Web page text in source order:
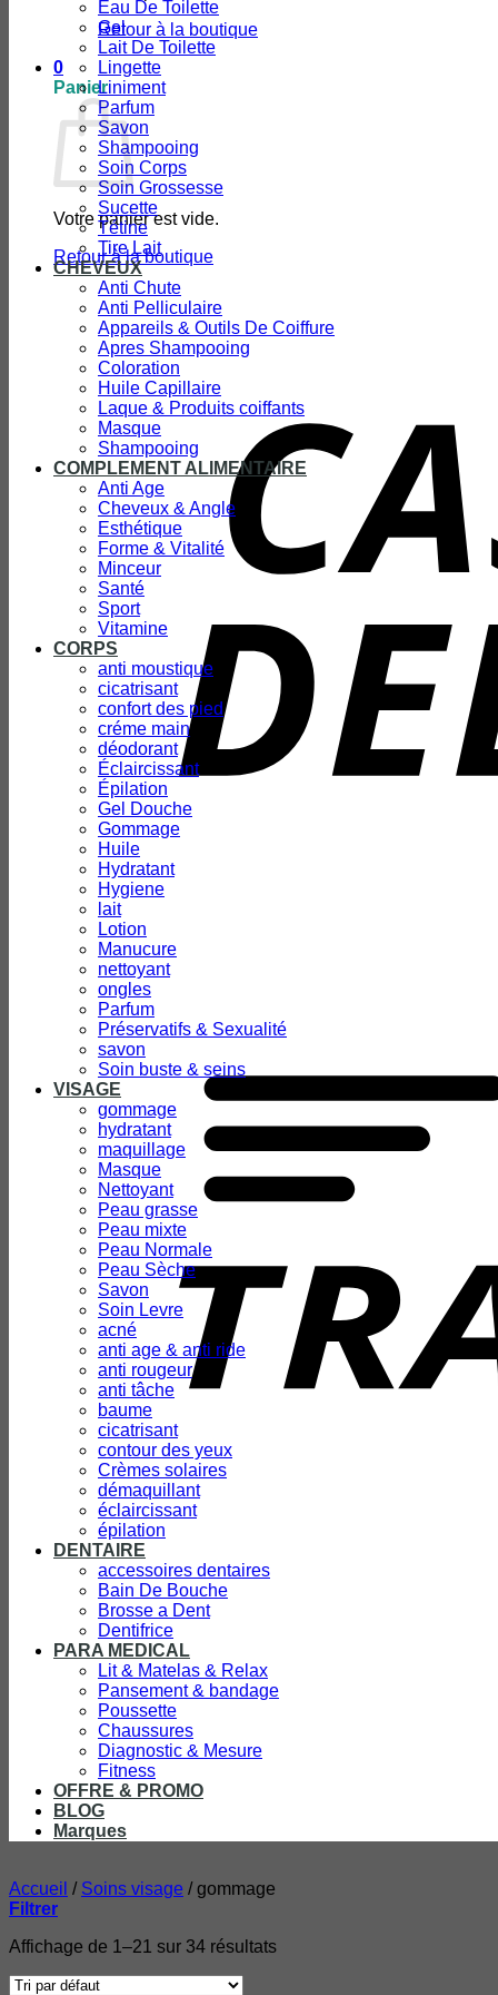
Retour à la boutique
0
Panier
Votre panier est vide.
Retour à la boutique
Eau De Toilette
Gel
Lait De Toilette
Lingette
Liniment
Parfum
Savon
Shampooing
Soin Corps
Soin Grossesse
Sucette
Tétine
Tire Lait
CHEVEUX
Anti Chute
Anti Pelliculaire
Appareils & Outils De Coiffure
Apres Shampooing
Coloration
Huile Capillaire
Laque & Produits coiffants
Masque
Shampooing
COMPLEMENT ALIMENTAIRE
Anti Age
Cheveux & Angle
Esthétique
Forme & Vitalité
Minceur
Santé
Sport
Vitamine
CORPS
anti moustique
cicatrisant
confort des pied
créme main
déodorant
Éclaircissant
Épilation
Gel Douche
Gommage
Huile
Hydratant
Hygiene
lait
Lotion
Manucure
nettoyant
ongles
Parfum
Préservatifs & Sexualité
savon
Soin buste & seins
VISAGE
gommage
hydratant
maquillage
Masque
Nettoyant
Peau grasse
Peau mixte
Peau Normale
Peau Sèche
Savon
Soin Levre
acné
anti age & anti ride
anti rougeur
anti tâche
baume
cicatrisant
contour des yeux
Crèmes solaires
démaquillant
éclaircissant
épilation
DENTAIRE
accessoires dentaires
Bain De Bouche
Brosse a Dent
Dentifrice
PARA MEDICAL
Lit & Matelas & Relax
Pansement & bandage
Poussette
Chaussures
Diagnostic & Mesure
Fitness
OFFRE & PROMO
BLOG
Marques
Accueil / Soins visage /gommage
Filtrer
Affichage de 1–21 sur 34 résultats